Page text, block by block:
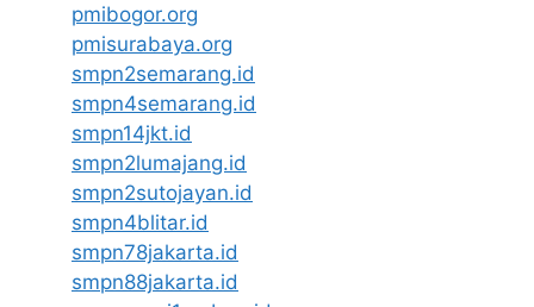
pmibogor.org
pmisurabaya.org
smpn2semarang.id
smpn4semarang.id
smpn14jkt.id
smpn2lumajang.id
smpn2sutojayan.id
smpn4blitar.id
smpn78jakarta.id
smpn88jakarta.id